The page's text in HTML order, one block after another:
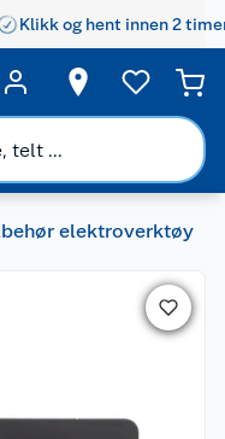
Klikk og hent innen 2
elektroverktøy